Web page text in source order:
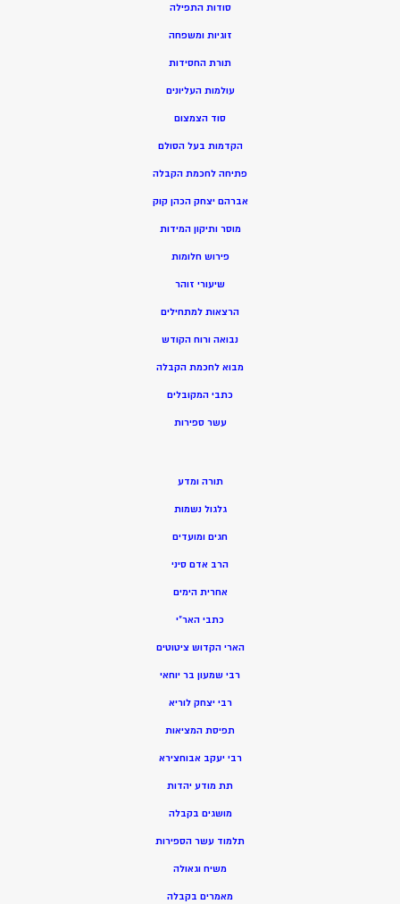
סודות התפילה
זוגיות ומשפחה
תורת החסידות
עולמות העליונים
סוד הצמצום
הקדמות בעל הסולם
פתיחה לחכמת הקבלה
אברהם יצחק הכהן קוק
מוסר ותיקון המידות
פירוש חלומות
שיעורי זוהר
הרצאות למתחילים
נבואה ורוח הקודש
מבוא לחכמת הקבלה
כתבי המקובלים
עשר ספירות
תורה ומדע
גלגול נשמות
חגים ומועדים
הרב אדם סיני
אחרית הימים
כתבי האר”י
הארי הקדוש ציטוטים
רבי שמעון בר יוחאי
רבי יצחק לוריא
תפיסת המציאות
רבי יעקב אבוחצירא
תת מודע יהדות
מושגים בקבלה
תלמוד עשר הספירות
משיח וגאולה
מאמרים בקבלה